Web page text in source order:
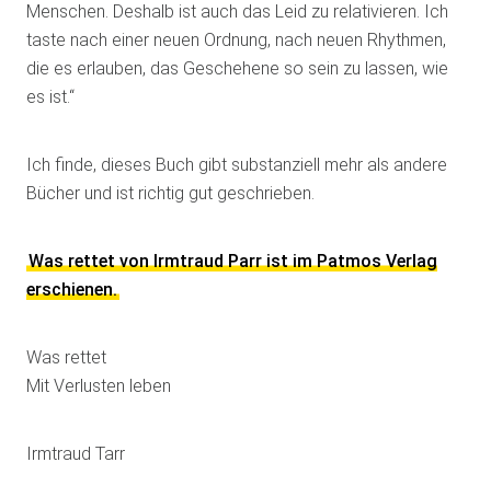
Menschen. Deshalb ist auch das Leid zu relativieren. Ich
taste nach einer neuen Ordnung, nach neuen Rhythmen,
die es erlauben, das Geschehene so sein zu lassen, wie
es ist.“
Ich finde, dieses Buch gibt substanziell mehr als andere
Bücher und ist richtig gut geschrieben.
Was rettet von Irmtraud Parr ist im Patmos Verlag
erschienen.
Was rettet
Mit Verlusten leben
Irmtraud Tarr